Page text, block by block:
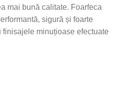
mai bună calitate. Foarfeca
sigură și foarte
minuțioase efectuate